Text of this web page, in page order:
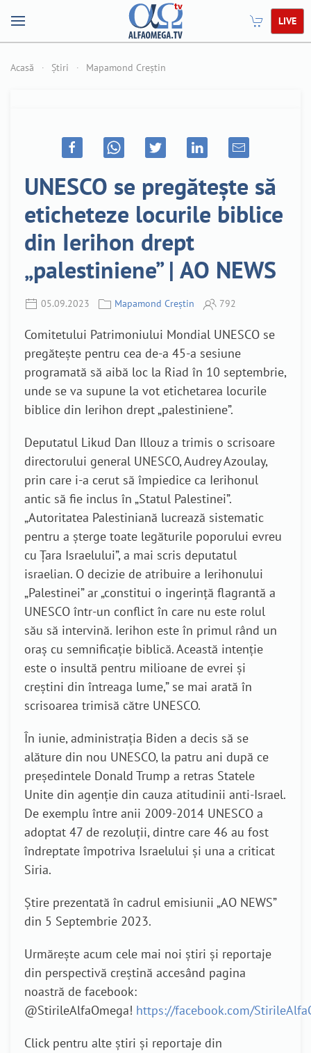
LIVE
Acasă Știri Mapamond Creștin
UNESCO se pregătește să
eticheteze locurile biblice
din Ierihon drept
„palestiniene” | AO NEWS
05.09.2023 Mapamond Creștin 792
Comitetului Patrimoniului Mondial UNESCO se
pregătește pentru cea de-a 45-a sesiune
programată să aibă loc la Riad în 10 septembrie,
unde se va supune la vot etichetarea locurile
biblice din Ierihon drept „palestiniene”.
Deputatul Likud Dan Illouz a trimis o scrisoare
directorului general UNESCO, Audrey Azoulay,
prin care i-a cerut să împiedice ca Ierihonul
antic să fie inclus în „Statul Palestinei”.
„Autoritatea Palestiniană lucrează sistematic
pentru a șterge toate legăturile poporului evreu
cu Țara Israelului”, a mai scris deputatul
israelian. O decizie de atribuire a Ierihonului
„Palestinei” ar „constitui o ingerință flagrantă a
UNESCO într-un conflict în care nu este rolul
său să intervină. Ierihon este în primul rând un
oraș cu semnificație biblică.Această intenție
este o insultă pentru milioane de evrei și
creștini din întreaga lume,” se mai arată în
scrisoarea trimisă către UNESCO.
În iunie, administrația Biden a decis să se
alăture din nou UNESCO, la patru ani după ce
președintele Donald Trump a retras Statele
Unite din agenție din cauza atitudinii anti-Israel.
De exemplu între anii 2009-2014 UNESCO a
adoptat 47 de rezoluții, dintre care 46 au fost
îndreptate împotriva Israelului și una a criticat
Siria.
Știre prezentată în cadrul emisiunii „AO NEWS”
din 5 Septembrie 2023.
Urmărește acum cele mai noi știri și reportaje
din perspectivă creștină accesând pagina
noastră de facebook:
@StirileAlfaOmega! https://facebook.com/
Click pentru alte știri și reportaje din